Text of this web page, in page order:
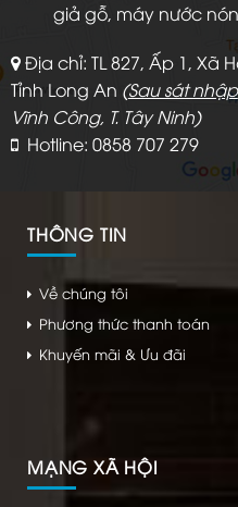
giả gỗ, máy nước
Địa chỉ: TL 827, Ấp 1, Xã
Tỉnh Long An (Sau sát nhập
Vĩnh Công, T. Tây Ninh)
Hotline: 0858 707 279
THÔNG TIN
Về chúng tôi
Phương thức thanh toán
Khuyến mãi & Ưu đãi
MẠNG XÃ HỘI